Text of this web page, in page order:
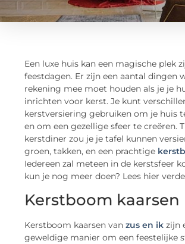
Een luxe huis kan een magische plek
feestdagen. Er zijn een aantal dingen
rekening mee moet houden als je je
inrichten voor kerst. Je kunt
kerstversiering gebruiken om je huis
en om een gezellige sfeer te creëren.
kerstdiner zou je je tafel kunnen
groen, takken, en een prachtige
Iedereen zal meteen in de kerstsfeer
kun je nog meer doen? Lees hier
Kerstboom kaarsen
Kerstboom kaarsen vanzus en ik zijn
geweldige manier om een feestelijke